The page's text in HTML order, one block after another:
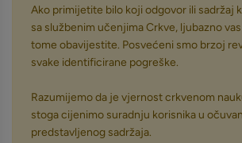
Ako primijetite bilo koji odgovor ili sadržaj
sa službenim učenjima Crkve, ljubazno
tome obavijestite. Posvećeni smo brzoj
svake identificirane pogreške.
Razumijemo da je vjernost crkvenom
stoga cijenimo suradnju korisnika u
predstavljenog sadržaja.